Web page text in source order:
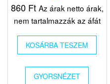
860 Ft Az árak netto árak,
nem tartalmazzák az áfát
KOSÁRBA TESZEM
GYORSNÉZET